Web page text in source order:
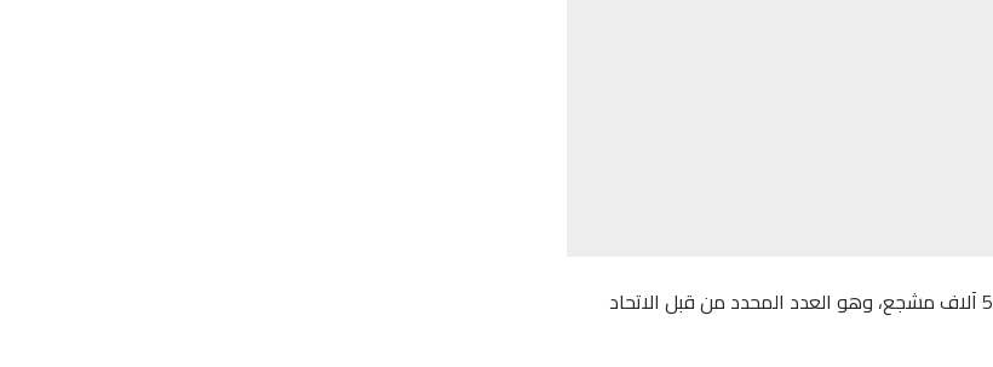
ويتواجد عدد كبير من الجماهير أمام بوابات الأمن، إذ خصصت السلطات 5 آلاف مشجع، وهو العدد المحدد من قبل الاتحاد